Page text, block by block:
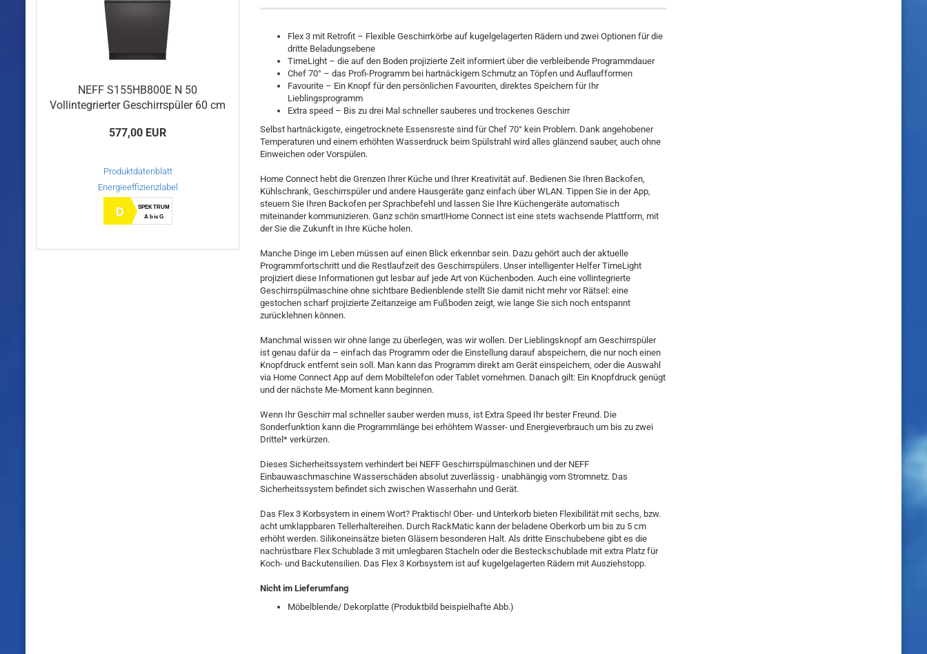
Flex 3 mit Retrofit – Flexible Geschirrkörbe auf kugelgelagerten Rädern und zwei Optionen für die
dritte Beladungsebene
TimeLight – die auf den Boden projizierte Zeit informiert über die verbleibende Programmdauer
Chef 70° – das Profi-Programm bei hartnäckigem Schmutz an Töpfen und Auflaufformen
Favourite – Ein Knopf für den persönlichen Favouriten, direktes Speichern für Ihr
Lieblingsprogramm
Extra speed – Bis zu drei Mal schneller sauberes und trockenes Geschirr
Selbst hartnäckigste, eingetrocknete Essensreste sind für Chef 70° kein Problem. Dank angehobener
Temperaturen und einem erhöhten Wasserdruck beim Spülstrahl wird alles glänzend sauber, auch ohne
Einweichen oder Vorspülen.
Home Connect hebt die Grenzen Ihrer Küche und Ihrer Kreativität auf. Bedienen Sie Ihren Backofen,
Kühlschrank, Geschirrspüler und andere Hausgeräte ganz einfach über WLAN. Tippen Sie in der App,
steuern Sie Ihren Backofen per Sprachbefehl und lassen Sie Ihre Küchengeräte automatisch
miteinander kommunizieren. Ganz schön smart!Home Connect ist eine stets wachsende Plattform, mit
der Sie die Zukunft in Ihre Küche holen.
Manche Dinge im Leben müssen auf einen Blick erkennbar sein. Dazu gehört auch der aktuelle
Programmfortschritt und die Restlaufzeit des Geschirrspülers. Unser intelligenter Helfer TimeLight
projiziert diese Informationen gut lesbar auf jede Art von Küchenboden. Auch eine vollintegrierte
Geschirrspülmaschine ohne sichtbare Bedienblende stellt Sie damit nicht mehr vor Rätsel: eine
gestochen scharf projizierte Zeitanzeige am Fußboden zeigt, wie lange Sie sich noch entspannt
zurücklehnen können.
Manchmal wissen wir ohne lange zu überlegen, was wir wollen. Der Lieblingsknopf am Geschirrspüler
ist genau dafür da – einfach das Programm oder die Einstellung darauf abspeichern, die nur noch einen
Knopfdruck entfernt sein soll. Man kann das Programm direkt am Gerät einspeichern, oder die Auswahl
via Home Connect App auf dem Mobiltelefon oder Tablet vornehmen. Danach gilt: Ein Knopfdruck genügt
und der nächste Me-Moment kann beginnen.
Wenn Ihr Geschirr mal schneller sauber werden muss, ist Extra Speed Ihr bester Freund. Die
Sonderfunktion kann die Programmlänge bei erhöhtem Wasser- und Energieverbrauch um bis zu zwei
Drittel* verkürzen.
Dieses Sicherheitssystem verhindert bei NEFF Geschirrspülmaschinen und der NEFF
Einbauwaschmaschine Wasserschäden absolut zuverlässig - unabhängig vom Stromnetz. Das
Sicherheitssystem befindet sich zwischen Wasserhahn und Gerät.
Das Flex 3 Korbsystem in einem Wort? Praktisch! Ober- und Unterkorb bieten Flexibilität mit sechs, bzw.
acht umklappbaren Tellerhaltereihen. Durch RackMatic kann der beladene Oberkorb um bis zu 5 cm
erhöht werden. Silikoneinsätze bieten Gläsern besonderen Halt. Als dritte Einschubebene gibt es die
nachrüstbare Flex Schublade 3 mit umlegbaren Stacheln oder die Besteckschublade mit extra Platz für
Koch- und Backutensilien. Das Flex 3 Korbsystem ist auf kugelgelagerten Rädern mit Ausziehstopp.
Nichtim Lieferumfang
Möbelblende/ Dekorplatte (Produktbild beispielhafte Abb.)
NEFF S155HB800E N 50
Vollintegrierter Geschirrspüler 60 cm
577,00 EUR
Produktdatenblatt
Energieeffizienzlabel
D
SPEKTRUM
A bis G